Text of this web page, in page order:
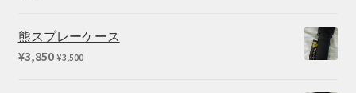
熊スプレーケース
¥3,850 ¥3,500